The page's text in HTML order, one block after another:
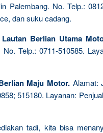
Palembang. No. Telp.:
dan suku cadang.
Berlian Utama
Telp.: 0711-510585.
Maju Motor. Alamat:
515180. Layanan:
tadi, kita bisa